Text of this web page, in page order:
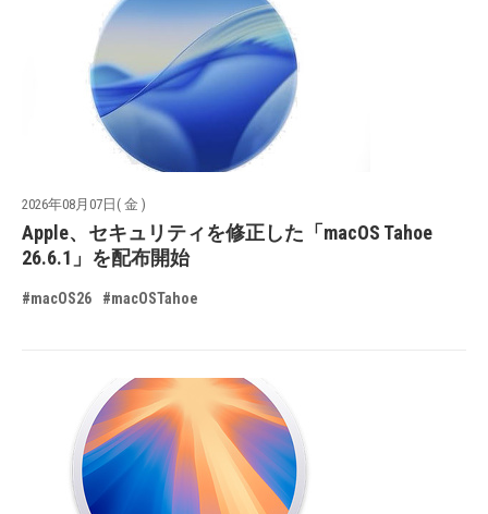
2026年08月07日( 金 )
Apple、セキュリティを修正した「macOS Tahoe
26.6.1」を配布開始
#macOS26 #macOSTahoe